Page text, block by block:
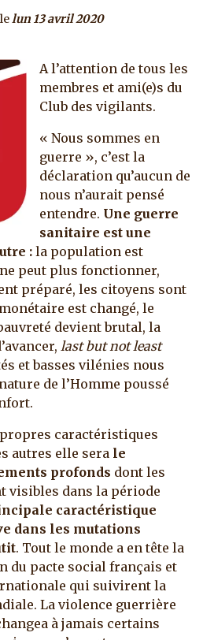
lun 13 avril 2020
A l’attention de tous les
membres et ami(e)s du
Club des vigilants.
« Nous sommes en
guerre », c’est la
déclaration qu’aucun de
nous n’aurait pensé
entendre. Une guerre
sanitaire est une
: la population est
peut plus fonctionner,
préparé, les citoyens sont
est changé, le
devient brutal, la
last but not least
et basses vilénies nous
de l’Homme poussé
caractéristiques
autres elle sera le
profonds dont les
visibles dans la période
caractéristique
dans les mutations
. Tout le monde a en tête la
du pacte social français et
qui suivirent la
La violence guerrière
à jamais certains